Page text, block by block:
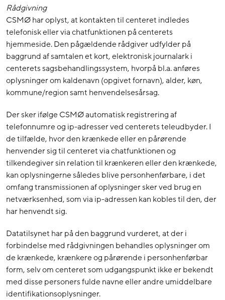
Rådgivning
CSMØ har oplyst, at kontakten til centeret indledes
telefonisk eller via chatfunktionen på centerets
hjemmeside. Den pågældende rådgiver udfylder på
baggrund af samtalen et kort, elektronisk journalark i
centerets sagsbehandlingssystem, hvorpå bl.a. anføres
oplysninger om kaldenavn (opgivet fornavn), alder, køn,
kommune/region samt henvendelsesårsag.
Der sker ifølge CSMØ automatisk registrering af
telefonnumre og ip-adresser ved centerets teleudbyder. I
de tilfælde, hvor den krænkede eller en pårørende
henvender sig til centeret via chatfunktionen og
tilkendegiver sin relation til krænkeren eller den krænkede,
kan oplysningerne således blive personhenførbare, i det
omfang transmissionen af oplysninger sker ved brug en
netværksenhed, som via ip-adressen kan kobles til den, der
har henvendt sig.
Datatilsynet har på den baggrund vurderet, at der i
forbindelse med rådgivningen behandles oplysninger om
de krænkede, krænkere og pårørende i personhenførbar
form, selv om centeret som udgangspunkt ikke er bekendt
med disse personers fulde navne eller andre umiddelbare
identifikationsoplysninger.